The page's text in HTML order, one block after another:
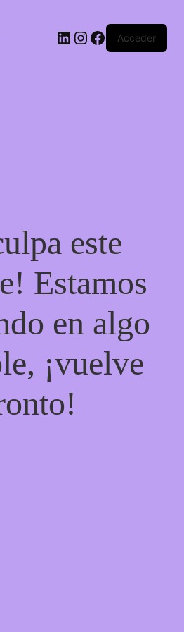
LinkedIn
Instagram
FacebookAcceder
este
Estamos
en algo
¡vuelve